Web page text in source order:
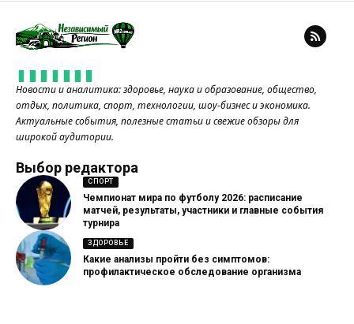
Новости и аналитика: здоровье, наука и образование, общество,
отдых, политика, спорт, технологии, шоу-бизнес и экономика.
Актуальные события, полезные статьи и свежие обзоры для
широкой аудитории.
Выбор редактора
СПОРТ
Чемпионат мира по футболу 2026: расписание
матчей, результаты, участники и главные события
турнира
ЗДОРОВЬЕ
Какие анализы пройти без симптомов:
профилактическое обследование организма